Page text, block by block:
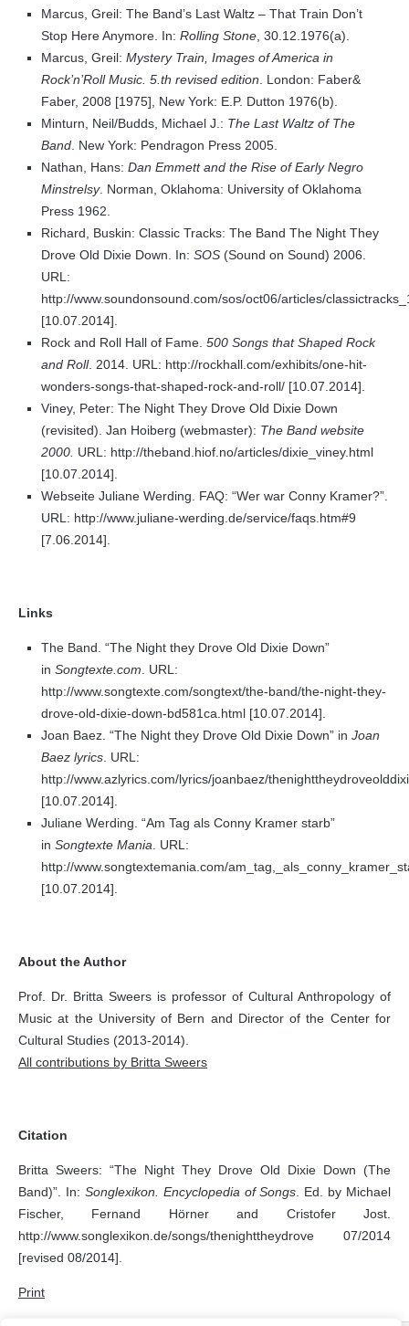
Marcus, Greil: The Band’s Last Waltz – That Train Don’t
Stop Here Anymore. In: Rolling Stone , 30.12.1976(a).
Marcus, Greil: Mystery Train, Images of America in
Rock’n’Roll Music. 5.th revised edition . London: Faber&
Faber, 2008 [1975], New York: E.P. Dutton 1976(b).
Minturn, Neil/Budds, Michael J.: The Last Waltz of The
Band . New York: Pendragon Press 2005.
Nathan, Hans: Dan Emmett and the Rise of Early Negro
Minstrelsy. Norman, Oklahoma: University of Oklahoma
Press 1962.
Richard, Buskin: Classic Tracks: The Band The Night They
Drove Old Dixie Down. In: SOS (Sound on Sound) 2006.
URL:
http://www.soundonsound.com/sos/oct06/articles/
[10.07.2014].
Rock and Roll Hall of Fame. 500 Songs that Shaped Rock
and Roll. 2014. URL: http://rockhall.com/exhibits/one-hit-
wonders-songs-that-shaped-rock-and-roll/ [10.07.2014].
Viney, Peter: The Night They Drove Old Dixie Down
(revisited). Jan Hoiberg (webmaster): The Band website
2000. URL: http://theband.hiof.no/articles/dixie_viney.html
[10.07.2014].
Webseite Juliane Werding. FAQ: “Wer war Conny Kramer?”.
URL: http://www.juliane-werding.de/service/faqs.htm#9
[7.06.2014].
Links
The Band. “The Night they Drove Old Dixie Down”
in Songtexte.com . URL:
http://www.songtexte.com/songtext/the-band/the-night-they-
drove-old-dixie-down-bd581ca.html [10.07.2014].
Joan Baez. “The Night they Drove Old Dixie Down” in Joan
Baez lyrics . URL:
http://www.azlyrics.com/lyrics/joanbaez/
[10.07.2014].
Juliane Werding. “Am Tag als Conny Kramer starb”
in Songtexte Mania . URL:
http://www.songtextemania.com/
[10.07.2014].
About the Author
Prof. Dr. Britta Sweers is professor of Cultural Anthropology of
Music at the University of Bern and Director of the Center for
Cultural Studies (2013-2014).
All contributions by Britta Sweers
Citation
Britta Sweers: “The Night They Drove Old Dixie Down (The
Band)”. In: Songlexikon. Encyclopedia of Songs . Ed. by Michael
Fischer, Fernand Hörner and Cristofer Jost.
http://www.songlexikon.de/songs/thenighttheydrove 07/2014
[revised 08/2014].
Print